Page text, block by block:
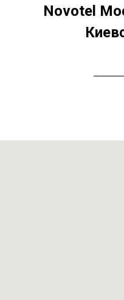
Novotel